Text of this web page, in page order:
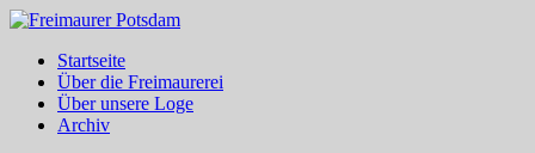
Startseite
Über die Freimaurerei
Über unsere Loge
Archiv